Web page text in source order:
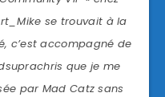
se trouvait à la
c’est accompagné de
que je me
par Mad Catz sans